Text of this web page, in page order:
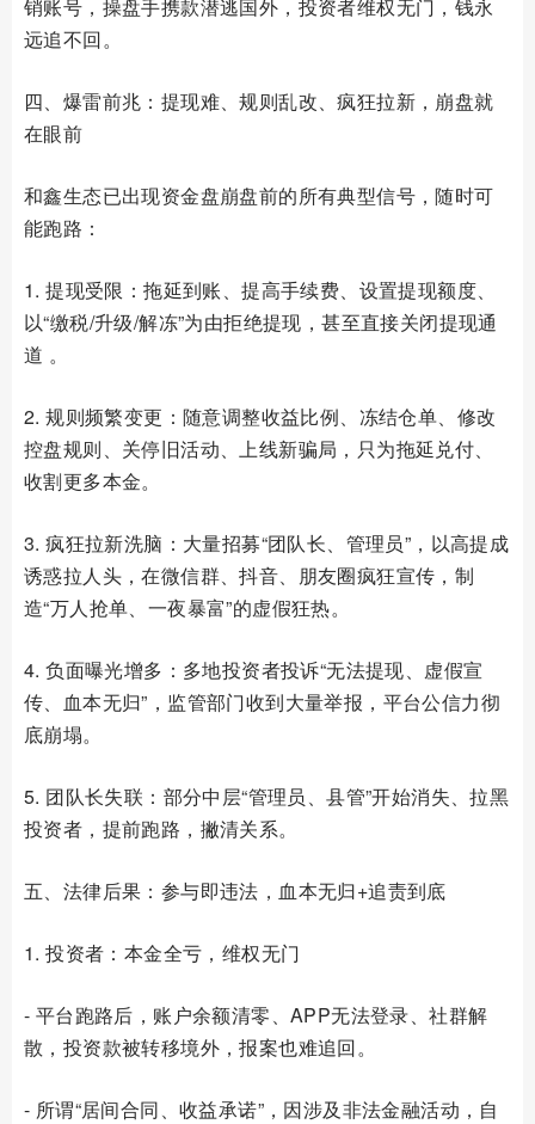
销账号，操盘手携款潜逃国外，投资者维权无门，钱永
远追不回。
四、爆雷前兆：提现难、规则乱改、疯狂拉新，崩盘就
在眼前
和鑫生态已出现资金盘崩盘前的所有典型信号，随时可
能跑路：
1. 提现受限：拖延到账、提高手续费、设置提现额度、
以“缴税/升级/解冻”为由拒绝提现，甚至直接关闭提现通
道 。
2. 规则频繁变更：随意调整收益比例、冻结仓单、修改
控盘规则、关停旧活动、上线新骗局，只为拖延兑付、
收割更多本金。
3. 疯狂拉新洗脑：大量招募“团队长、管理员”，以高提成
诱惑拉人头，在微信群、抖音、朋友圈疯狂宣传，制
造“万人抢单、一夜暴富”的虚假狂热。
4. 负面曝光增多：多地投资者投诉“无法提现、虚假宣
传、血本无归”，监管部门收到大量举报，平台公信力彻
底崩塌。
5. 团队长失联：部分中层“管理员、县管”开始消失、拉黑
投资者，提前跑路，撇清关系。
五、法律后果：参与即违法，血本无归+追责到底
1. 投资者：本金全亏，维权无门
- 平台跑路后，账户余额清零、APP无法登录、社群解
散，投资款被转移境外，报案也难追回。
- 所谓“居间合同、收益承诺”，因涉及非法金融活动，自